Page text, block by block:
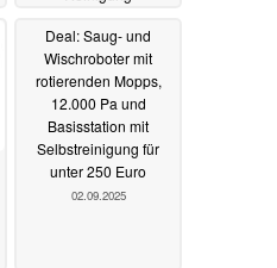
gleich drei neue
Modelle vorgestellt
24.10.2025
Deal: Saug- und
Wischroboter mit
rotierenden Mopps,
12.000 Pa und
Basisstation mit
Selbstreinigung für
unter 250 Euro
02.09.2025